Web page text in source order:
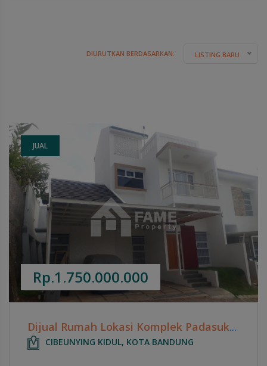
DIURUTKAN BERDASARKAN: LISTING BARU
JUAL
Rp.1.750.000.000
Dijual Rumah Lokasi Komplek Padasuka Park - Cicaheum
CIBEUNYING KIDUL, KOTA BANDUNG